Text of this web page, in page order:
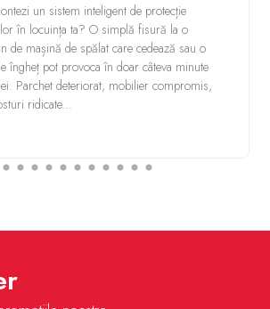
un sistem inteligent de protecție
în locuința ta? O simplă fisură la o
de mașină de spălat care cedează sau o
îngheț pot provoca în doar câteva minute
Parchet deteriorat, mobilier compromis,
ridicate...